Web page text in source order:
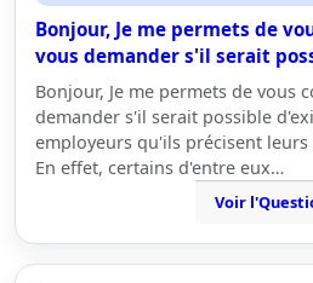
Bonjour, Je me permets de
vous demander s'il serait
Bonjour, Je me permets de vous
demander s'il serait possible
employeurs qu'ils précisent
En effet, certains d'entre eux…
Voir